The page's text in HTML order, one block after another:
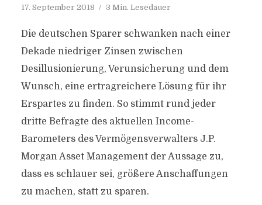
17. September 2018 3 Min. Lesedauer
Die deutschen Sparer schwanken nach einer
Dekade niedriger Zinsen zwischen
Desillusionierung, Verunsicherung und dem
Wunsch, eine ertragreichere Lösung für ihr
Erspartes zu finden. So stimmt rund jeder
dritte Befragte des aktuellen Income-
Barometers des Vermögensverwalters J.P.
Morgan Asset Management der Aussage zu,
dass es schlauer sei, größere Anschaffungen
zu machen, statt zu sparen.